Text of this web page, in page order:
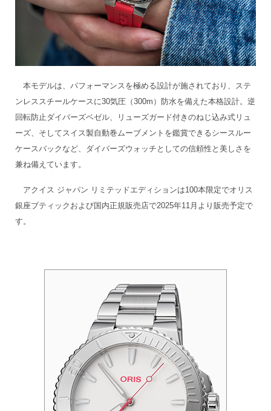
本モデルは、パフォーマンスを極める設計が施されており、ステ
ンレススチールケースに30気圧（300m）防水を備えた本格設計。逆
回転防止ダイバーズベゼル、リューズガード付きのねじ込み式リュ
ーズ、そしてスイス製自動巻ムーブメントを鑑賞できるシースルー
ケースバックなど、ダイバーズウォッチとしての信頼性と美しさを
兼ね備えています。
アクイス ジャパン リミテッドエディションは100本限定でオリス
銀座ブティックおよび国内正規販売店で2025年11月より販売予定で
す。